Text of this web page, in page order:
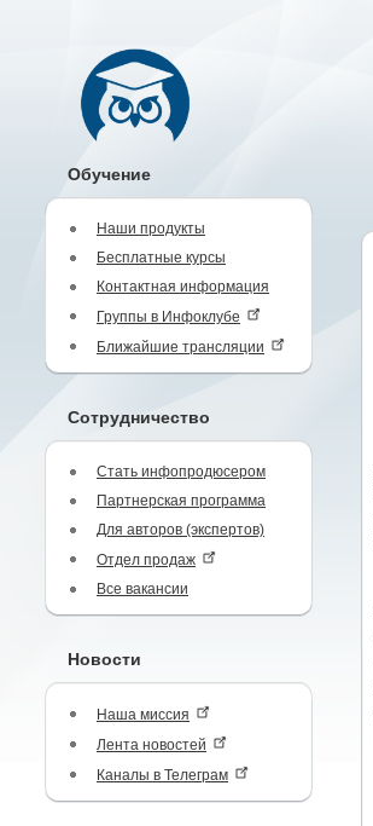
Обучение
Наши продукты
Бесплатные курсы
Контактная информация
Группы в Инфоклубе
Ближайшие трансляции
Сотрудничество
Стать инфопродюсером
Партнерская программа
Для авторов (экспертов)
Отдел продаж
Все вакансии
Новости
Наша миссия
Лента новостей
Каналы в Телеграм